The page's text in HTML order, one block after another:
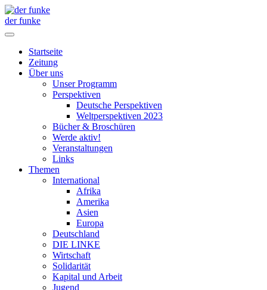
der funke
Startseite
Zeitung
Über uns
Unser Programm
Perspektiven
Deutsche Perspektiven
Weltperspektiven 2023
Bücher & Broschüren
Werde aktiv!
Veranstaltungen
Links
Themen
International
Afrika
Amerika
Asien
Europa
Deutschland
DIE LINKE
Wirtschaft
Solidarität
Kapital und Arbeit
Jugend